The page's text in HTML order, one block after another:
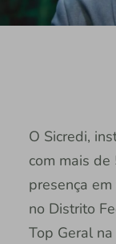
O Sicredi,
com mais
presença
no Distrito
Top Geral